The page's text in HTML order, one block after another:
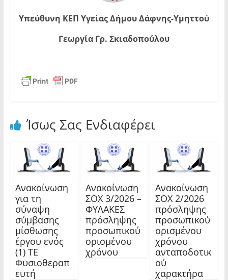
Υπεύθυνη ΚΕΠ Υγείας Δήμου Δάφνης-Υμηττού
Γεωργία Γρ. Σκιαδοπούλου
Ίσως Σας Ενδιαφέρει
Ανακοίνωση
για τη
σύναψη
σύμβασης
μίσθωσης
έργου ενός
(1) ΤΕ
Φυσιοθεραπ
ευτή
Ανακοίνωση
ΣΟΧ 3/2026 –
ΦΥΛΑΚΕΣ
πρόσληψης
προσωπικού
ορισμένου
χρόνου
Ανακοίνωση
ΣΟΧ 2/2026
πρόσληψης
προσωπικού
ορισμένου
χρόνου
ανταποδοτικ
ού
χαρακτήρα